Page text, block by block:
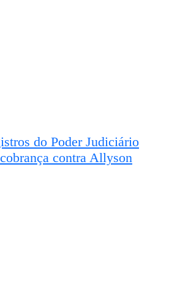
do Poder Judiciário
contra Allyson